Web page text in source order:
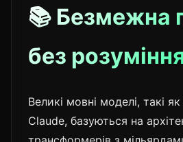
📚 Безмежна
без
Великі мовні моделі, такі
Claude, базуються на